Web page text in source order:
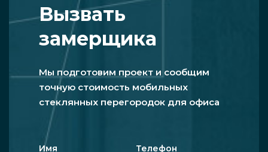
Вызвать
замерщика
Мы подготовим проект и сообщим
точную стоимость мобильных
стеклянных перегородок для офиса